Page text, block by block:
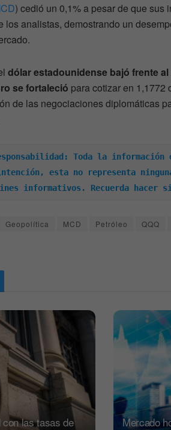
) cedió un 0,1% a pesar de que sus
los analistas, demostrando un
dólar estadounidense bajó frente
se fortaleció para cotizar en 1,1772
de las negociaciones diplomáticas
Toda la información
esta no representa
informativos. Recuerda hacer
Geopolítica MCD Petróleo QQQ
las tasas de
Mercado